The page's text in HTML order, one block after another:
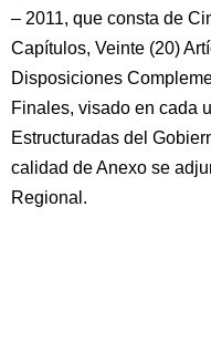
– 2011, que consta de
Capítulos, Veinte (20)
Disposiciones
Finales, visado en cada
Estructuradas del
calidad de Anexo se
Regional.